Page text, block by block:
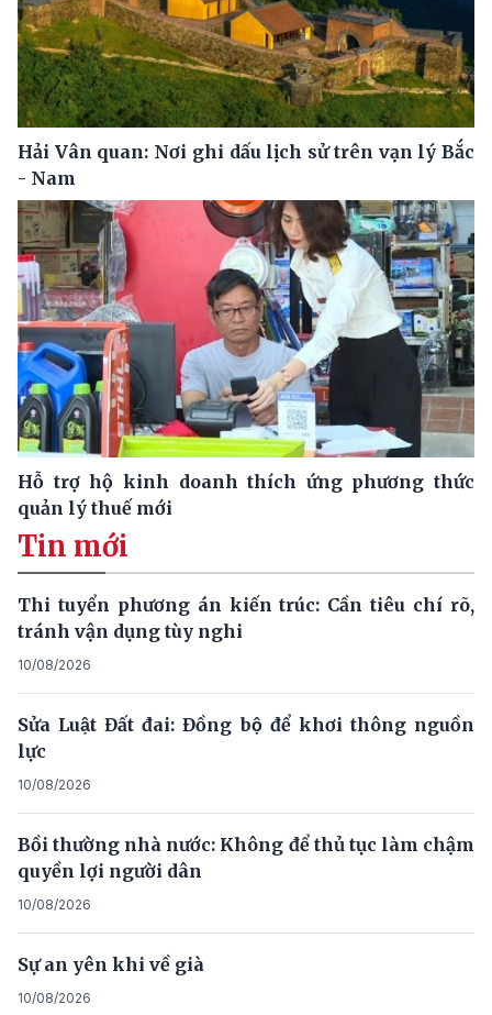
Hải Vân quan: Nơi ghi dấu lịch sử trên vạn lý Bắc
- Nam
Hỗ trợ hộ kinh doanh thích ứng phương thức
quản lý thuế mới
Tin mới
Thi tuyển phương án kiến trúc: Cần tiêu chí rõ,
tránh vận dụng tùy nghi
10/08/2026
Sửa Luật Đất đai: Đồng bộ để khơi thông nguồn
lực
10/08/2026
Bồi thường nhà nước: Không để thủ tục làm chậm
quyền lợi người dân
10/08/2026
Sự an yên khi về già
10/08/2026